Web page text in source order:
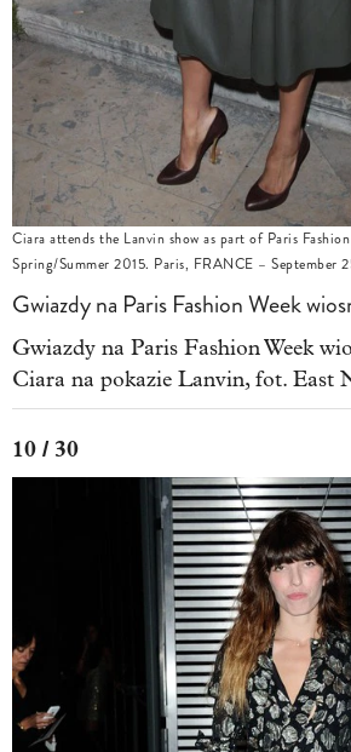
Ciara attends the Lanvin show as part of Paris Fashion
Spring/Summer 2015. Paris, FRANCE –
Gwiazdy na Paris Fashion Week
Gwiazdy na Paris Fashion Week
Ciara na pokazie Lanvin, fot. East
10 / 30